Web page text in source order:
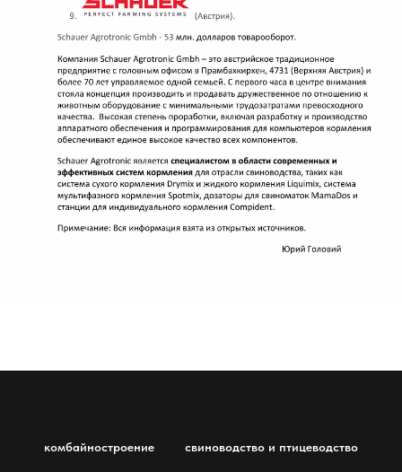
комбайностроение свиноводство и птицеводство